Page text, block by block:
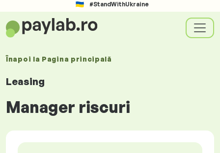
#StandWithUkraine
Înapoi la Pagina principală
Leasing
Manager riscuri